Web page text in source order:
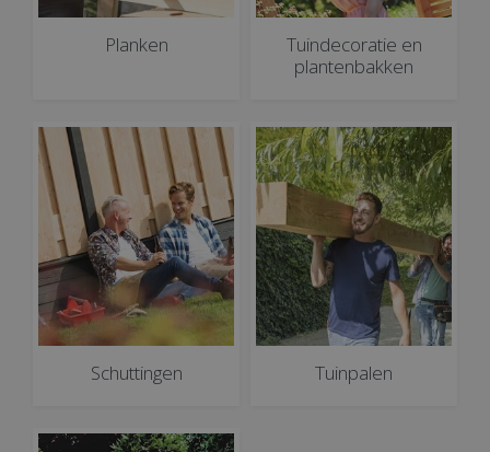
Planken
Tuindecoratie en
plantenbakken
Schuttingen Tuinpalen